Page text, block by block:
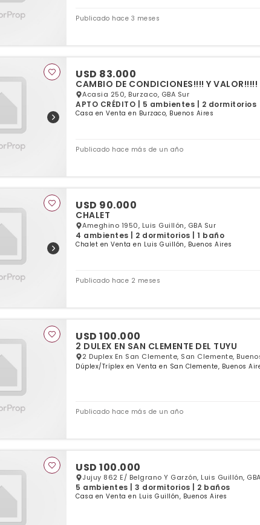
Publicado hace 3 meses
USD 83.000
CAMBIO DE CONDICIONES!!!! Y VALOR!!!!!
Acasia 250, Burzaco, GBA Sur
APTO CRÉDITO | 5 ambientes | 2 dormitorios
Casa en Venta en Burzaco, Buenos Aires
Publicado hace más de un año
USD 90.000
CHALET
Ameghino 1950, Luis Guillón, GBA Sur
4 ambientes | 2 dormitorios | 1 baño
Chalet en Venta en Luis Guillón, Buenos Aires
Publicado hace 2 meses
USD 100.000
2 DULEX EN SAN CLEMENTE DEL TUYU
2 Duplex En San Clemente, San Clemente,
Dúplex/Tríplex en Venta en San Clemente, Buenos
Publicado hace más de un año
USD 100.000
Jujuy 862 E/ Belgrano Y Garzón, Luis Guillón,
5 ambientes | 3 dormitorios | 2 baños
Casa en Venta en Luis Guillón, Buenos Aires